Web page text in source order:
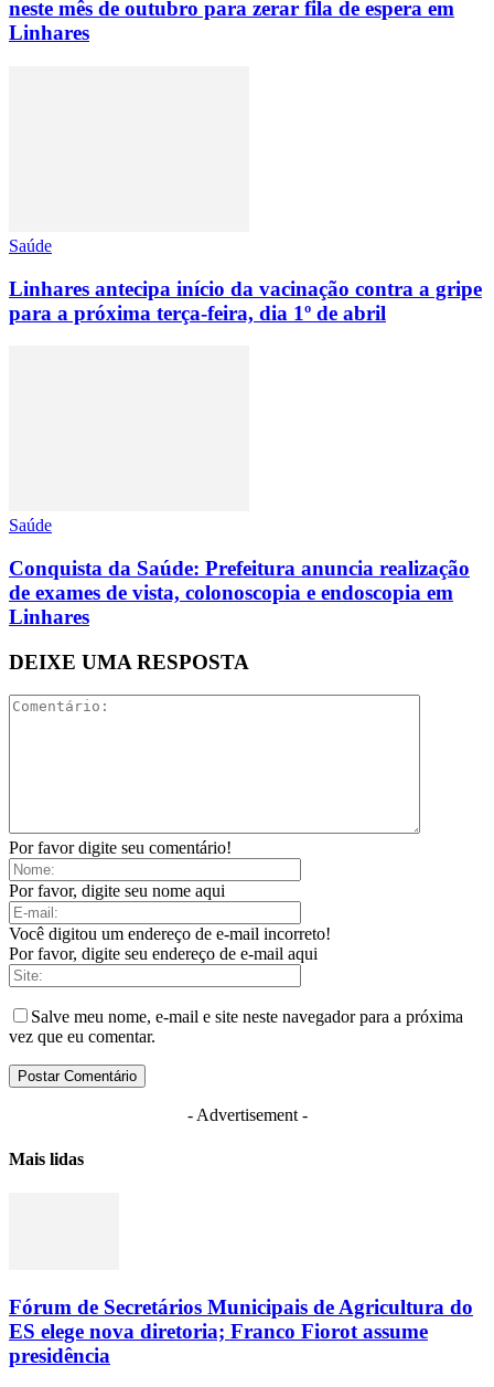
neste mês de outubro para zerar fila de espera em
Linhares
Saúde
Linhares antecipa início da vacinação contra a gripe
para a próxima terça-feira, dia 1º de abril
Saúde
Conquista da Saúde: Prefeitura anuncia realização
de exames de vista, colonoscopia e endoscopia em
Linhares
DEIXE UMA RESPOSTA
Por favor digite seu comentário!
Por favor, digite seu nome aqui
Você digitou um endereço de e-mail incorreto!
Por favor, digite seu endereço de e-mail aqui
Salve meu nome, e-mail e site neste navegador para a próxima
vez que eu comentar.
- Advertisement -
Mais lidas
Fórum de Secretários Municipais de Agricultura do
ES elege nova diretoria; Franco Fiorot assume
presidência